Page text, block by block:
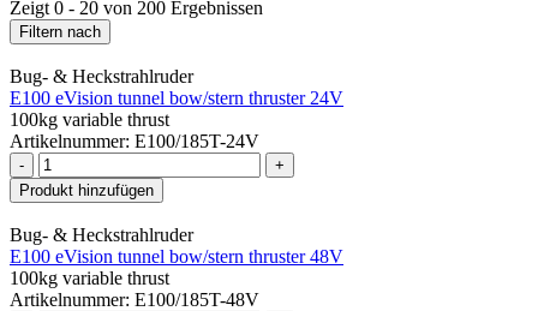
Zeigt 0 - 20 von 200 Ergebnissen
Filtern nach
Bug- & Heckstrahlruder
E100 eVision tunnel bow/stern thruster 24V
100kg variable thrust
Artikelnummer: E100/185T-24V
-
+
Produkt hinzufügen
Bug- & Heckstrahlruder
E100 eVision tunnel bow/stern thruster 48V
100kg variable thrust
Artikelnummer: E100/185T-48V